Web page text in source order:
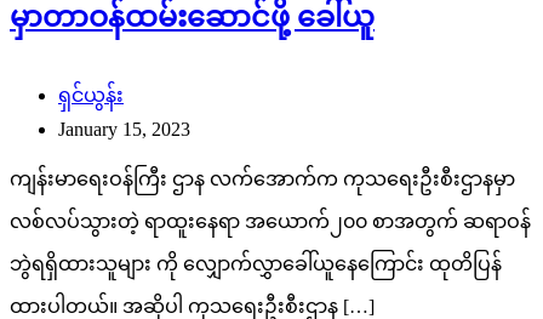
မှာတာဝန်ထမ်းဆောင်ဖို့ ခေါ်ယူ
ရှင်ယွန်း
January 15, 2023
ကျန်းမာရေးဝန်ကြီး ဌာန လက်အောက်က ကုသရေးဦးစီးဌာနမှာ
လစ်လပ်သွားတဲ့ ရာထူးနေရာ အယောက်၂၀၀ စာအတွက် ဆရာဝန်
ဘွဲရရှိထားသူများ ကို လျှောက်လွှာခေါ်ယူနေကြောင်း ထုတိပြန်
ထားပါတယ်။ အဆိုပါ ကုသရေးဦးစီးဌာန […]